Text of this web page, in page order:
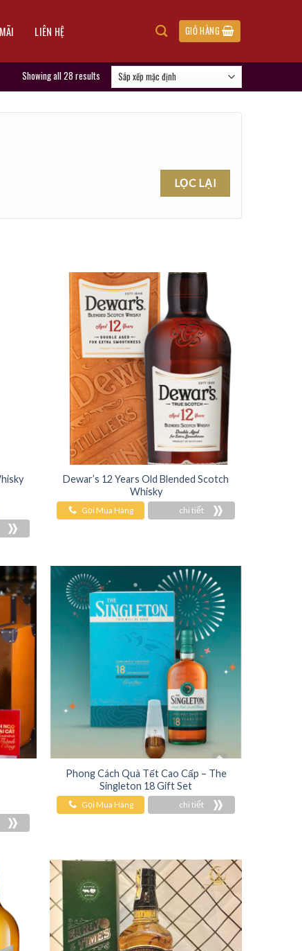
LIÊN HỆ GIỎ HÀNG
Showing all 28 results
LỌC LẠI
Dewar’s 12 Years Old Blended Scotch
Whisky
Gọi Mua Hàng chi tiết
Phong Cách Quà Tết Cao Cấp – The
Singleton 18 Gift Set
Gọi Mua Hàng chi tiết